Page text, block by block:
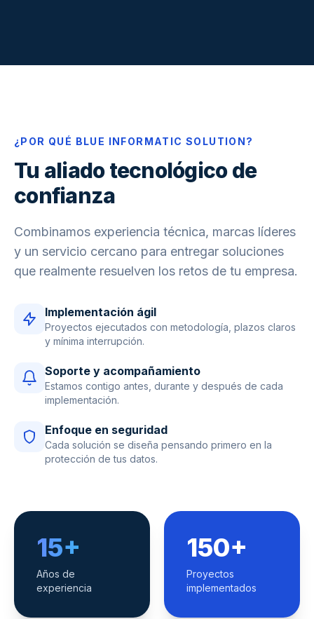
¿POR QUÉ BLUE INFORMATIC SOLUTION?
Tu aliado tecnológico de
confianza
Combinamos experiencia técnica, marcas líderes
y un servicio cercano para entregar soluciones
que realmente resuelven los retos de tu empresa.
Implementación ágil
Proyectos ejecutados con metodología, plazos claros
y mínima interrupción.
Soporte y acompañamiento
Estamos contigo antes, durante y después de cada
implementación.
Enfoque en seguridad
Cada solución se diseña pensando primero en la
protección de tus datos.
15+
Años de
experiencia
150+
Proyectos
implementados